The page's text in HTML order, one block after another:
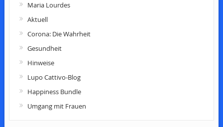
Maria Lourdes
Aktuell
Corona: Die Wahrheit
Gesundheit
Hinweise
Lupo Cattivo-Blog
Happiness Bundle
Umgang mit Frauen